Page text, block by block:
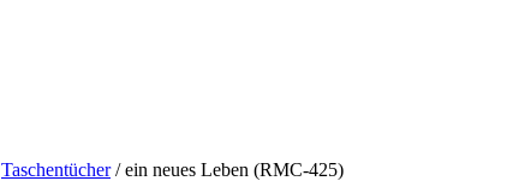
Taschentücher/ ein neues Leben (RMC-425)